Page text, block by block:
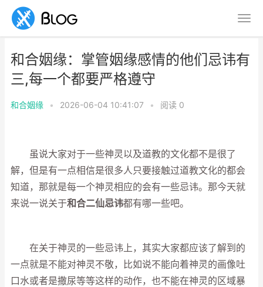
和合姻缘：掌管姻缘感情的他们忌讳有
三,每一个都要严格遵守
和合姻缘 • 2026-06-04 10:41:07 • 阅读 0
虽说大家对于一些神灵以及道教的文化都不是很了
解，但是有一点相信是很多人只要接触过道教文化的都会
知道，那就是每一个神灵相应的会有一些忌讳。那今天就
来说一说关于和合二仙忌讳都有哪一些吧。
在关于神灵的一些忌讳上，其实大家都应该了解到的
一点就是不能对神灵不敬，比如说不能向着神灵的画像吐
口水或者是撒尿等等这样的动作，也不能在神灵的区域暴